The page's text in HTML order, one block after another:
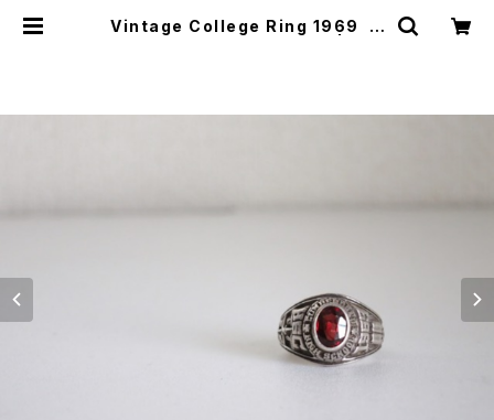
Vintage College Ring 1969 C